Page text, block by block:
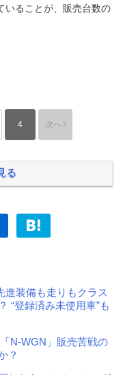
いることが、販売台数の
4 次へ
る
進装備も走りもクラス
“登録済み未使用車”も
N-WGN」販売苦戦の
？